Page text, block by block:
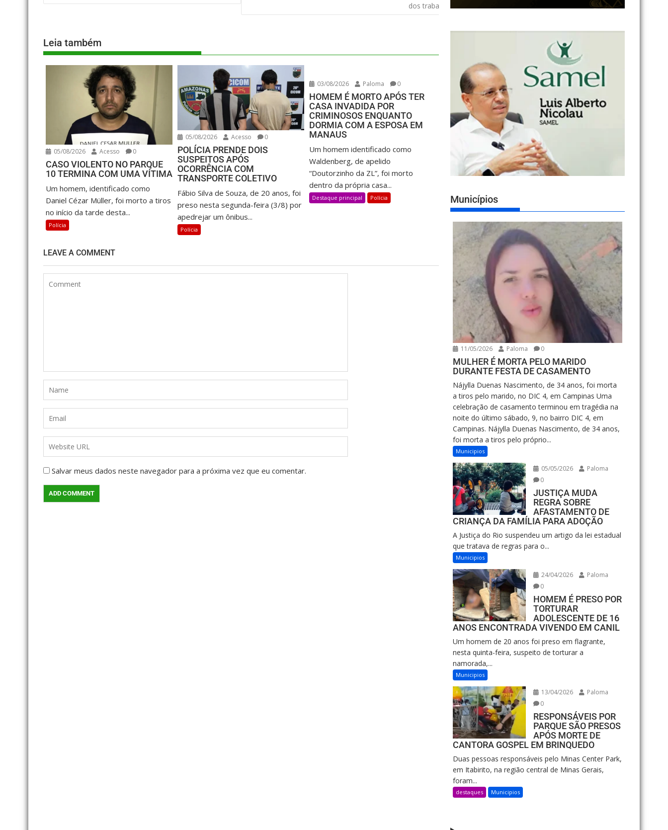
dos trabalhos nos galpões
Leia também
05/08/2026 Acesso 0
CASO VIOLENTO NO PARQUE
10 TERMINA COM UMA VÍTIMA
Um homem, identificado como
Daniel Cézar Müller, foi morto a tiros
no início da tarde desta...
Polícia
05/08/2026 Acesso 0
POLÍCIA PRENDE DOIS
SUSPEITOS APÓS
OCORRÊNCIA COM
TRANSPORTE COLETIVO
Fábio Silva de Souza, de 20 anos, foi
preso nesta segunda-feira (3/8) por
apedrejar um ônibus...
Polícia
03/08/2026 Paloma 0
HOMEM É MORTO APÓS TER
CASA INVADIDA POR
CRIMINOSOS ENQUANTO
DORMIA COM A ESPOSA EM
MANAUS
Um homem identificado como
Waldenberg, de apelido
“Doutorzinho da ZL”, foi morto
dentro da própria casa...
Destaque principal Polícia
LEAVE A COMMENT
Salvar meus dados neste navegador para a próxima vez que eu comentar.
Municípios
11/05/2026 Paloma 0
MULHER É MORTA PELO MARIDO
DURANTE FESTA DE CASAMENTO
Nájylla Duenas Nascimento, de 34 anos, foi morta
a tiros pelo marido, no DIC 4, em Campinas Uma
celebração de casamento terminou em tragédia na
noite do último sábado, 9, no bairro DIC 4, em
Campinas. Nájylla Duenas Nascimento, de 34 anos,
foi morta a tiros pelo próprio...
Municipios
05/05/2026
Paloma
0
JUSTIÇA MUDA
REGRA SOBRE
AFASTAMENTO DE
CRIANÇA DA FAMÍLIA PARA ADOÇÃO
A Justiça do Rio suspendeu um artigo da lei estadual
que tratava de regras para o...
Municipios
24/04/2026
Paloma
0
HOMEM É PRESO POR
TORTURAR
ADOLESCENTE DE 16
ANOS ENCONTRADA VIVENDO EM CANIL
Um homem de 20 anos foi preso em flagrante,
nesta quinta-feira, suspeito de torturar a
namorada,...
Municipios
13/04/2026
Paloma
0
RESPONSÁVEIS POR
PARQUE SÃO PRESOS
APÓS MORTE DE
CANTORA GOSPEL EM BRINQUEDO
Duas pessoas responsáveis pelo Minas Center Park,
em Itabirito, na região central de Minas Gerais,
foram...
destaques Municipios